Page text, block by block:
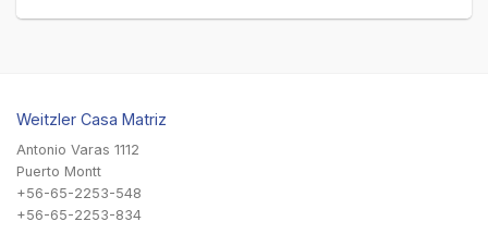
Weitzler Casa Matriz
Antonio Varas 1112
Puerto Montt
+56-65-2253-548
+56-65-2253-834